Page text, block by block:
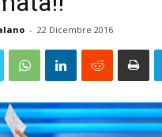
- 22 Dicembre 2016